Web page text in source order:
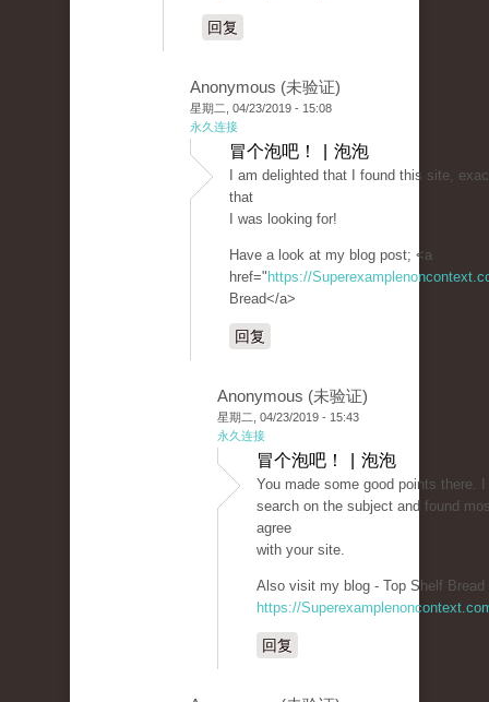
回复
Anonymous (未验证)
星期二, 04/23/2019 - 15:08
永久连接
冒个泡吧！ | 泡泡
I am delighted that I found this site,
that
I was looking for!
Have a look at my blog post; <a
href=" https://
Bread</a>
回复
Anonymous (未验证)
星期二, 04/23/2019 - 15:43
永久连接
冒个泡吧！ | 泡泡
You made some good points there. I
search on the subject and found
agree
with your site.
Also visit my blog - Top Shelf Bread
https://
回复